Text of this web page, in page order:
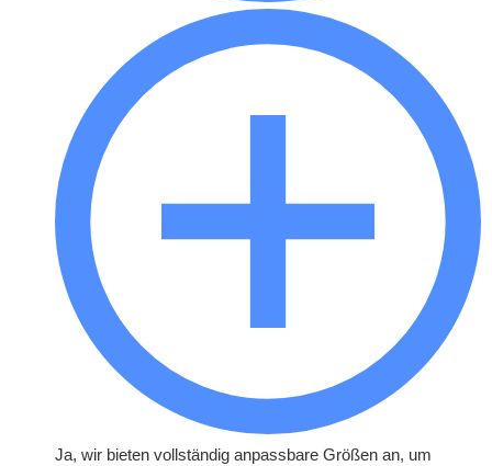
Ja, wir bieten vollständig anpassbare Größen an, um